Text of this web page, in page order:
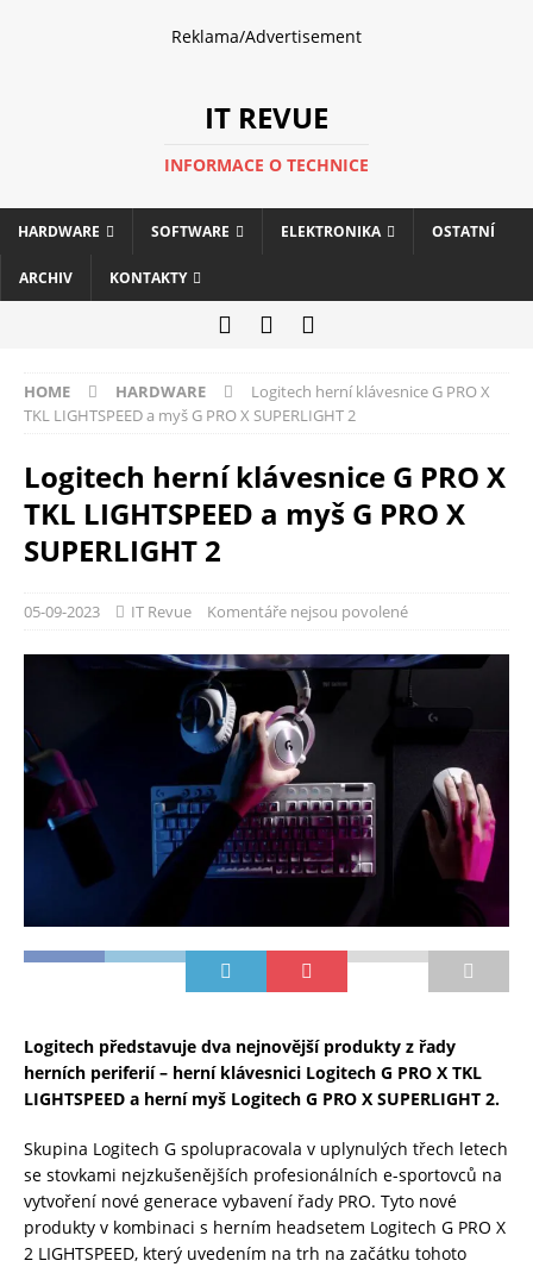
Reklama/Advertisement
IT REVUE
INFORMACE O TECHNICE
HARDWARE SOFTWARE ELEKTRONIKA OSTATNÍ
ARCHIV KONTAKTY
HOME HARDWARE
Logitech herní klávesnice G PRO X
TKL LIGHTSPEED a myš G PRO X SUPERLIGHT 2
Logitech herní klávesnice G PRO X
TKL LIGHTSPEED a myš G PRO X
SUPERLIGHT 2
05-09-2023 IT Revue Komentáře nejsou povolené
Logitech představuje dva nejnovější produkty z řady
herních periferií – herní klávesnici Logitech G PRO X TKL
LIGHTSPEED a herní myš Logitech G PRO X SUPERLIGHT 2.
Skupina Logitech G spolupracovala v uplynulých třech letech
se stovkami nejzkušenějších profesionálních e-sportovců na
vytvoření nové generace vybavení řady PRO. Tyto nové
produkty v kombinaci s herním headsetem Logitech G PRO X
2 LIGHTSPEED, který uvedením na trh na začátku tohoto